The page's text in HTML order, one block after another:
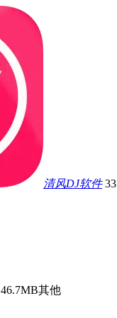
清风DJ软件
46.7MB其他